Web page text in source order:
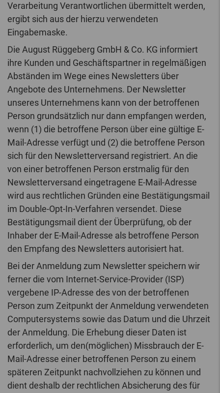
Verarbeitung Verantwortlichen übermittelt werden,
ergibt sich aus der hierzu verwendeten
Eingabemaske.
Die August Rüggeberg GmbH & Co. KG informiert
ihre Kunden und Geschäftspartner in regelmäßigen
Abständen im Wege eines Newsletters über
Angebote des Unternehmens. Der Newsletter
unseres Unternehmens kann von der betroffenen
Person grundsätzlich nur dann empfangen werden,
wenn (1) die betroffene Person über eine gültige E-
Mail-Adresse verfügt und (2) die betroffene Person
sich für den Newsletterversand registriert. An die
von einer betroffenen Person erstmalig für den
Newsletterversand eingetragene E-Mail-Adresse
wird aus rechtlichen Gründen eine Bestätigungsmail
im Double-Opt-In-Verfahren versendet. Diese
Bestätigungsmail dient der Überprüfung, ob der
Inhaber der E-Mail-Adresse als betroffene Person
den Empfang des Newsletters autorisiert hat.
Bei der Anmeldung zum Newsletter speichern wir
ferner die vom Internet-Service-Provider (ISP)
vergebene IP-Adresse des von der betroffenen
Person zum Zeitpunkt der Anmeldung verwendeten
Computersystems sowie das Datum und die Uhrzeit
der Anmeldung. Die Erhebung dieser Daten ist
erforderlich, um den(möglichen) Missbrauch der E-
Mail-Adresse einer betroffenen Person zu einem
späteren Zeitpunkt nachvollziehen zu können und
dient deshalb der rechtlichen Absicherung des für